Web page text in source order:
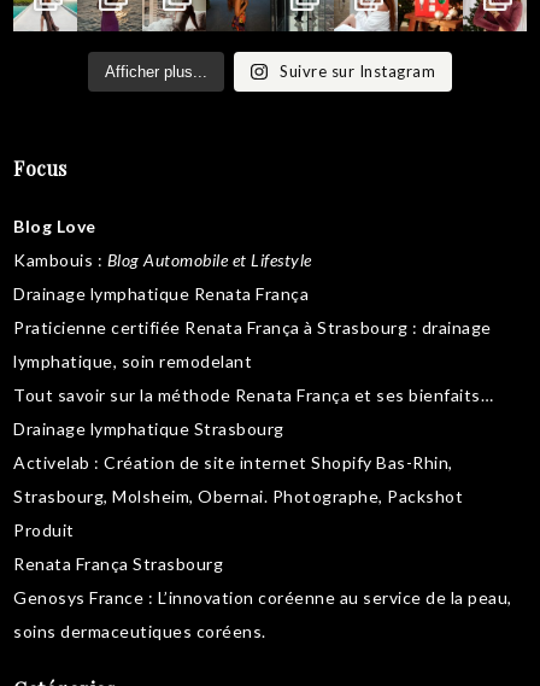
Afficher plus... Suivre sur Instagram
Focus
Blog Love
Kambouis : Blog Automobile et Lifestyle
Drainage lymphatique Renata França
Praticienne certifiée Renata França à Strasbourg : drainage
lymphatique, soin remodelant
Tout savoir sur la méthode Renata França et ses bienfaits…
Drainage lymphatique Strasbourg
Activelab : Création de site internet Shopify Bas-Rhin,
Strasbourg, Molsheim, Obernai. Photographe, Packshot
Produit
Renata França Strasbourg
Genosys France : L’innovation coréenne au service de la peau,
soins dermaceutiques coréens.